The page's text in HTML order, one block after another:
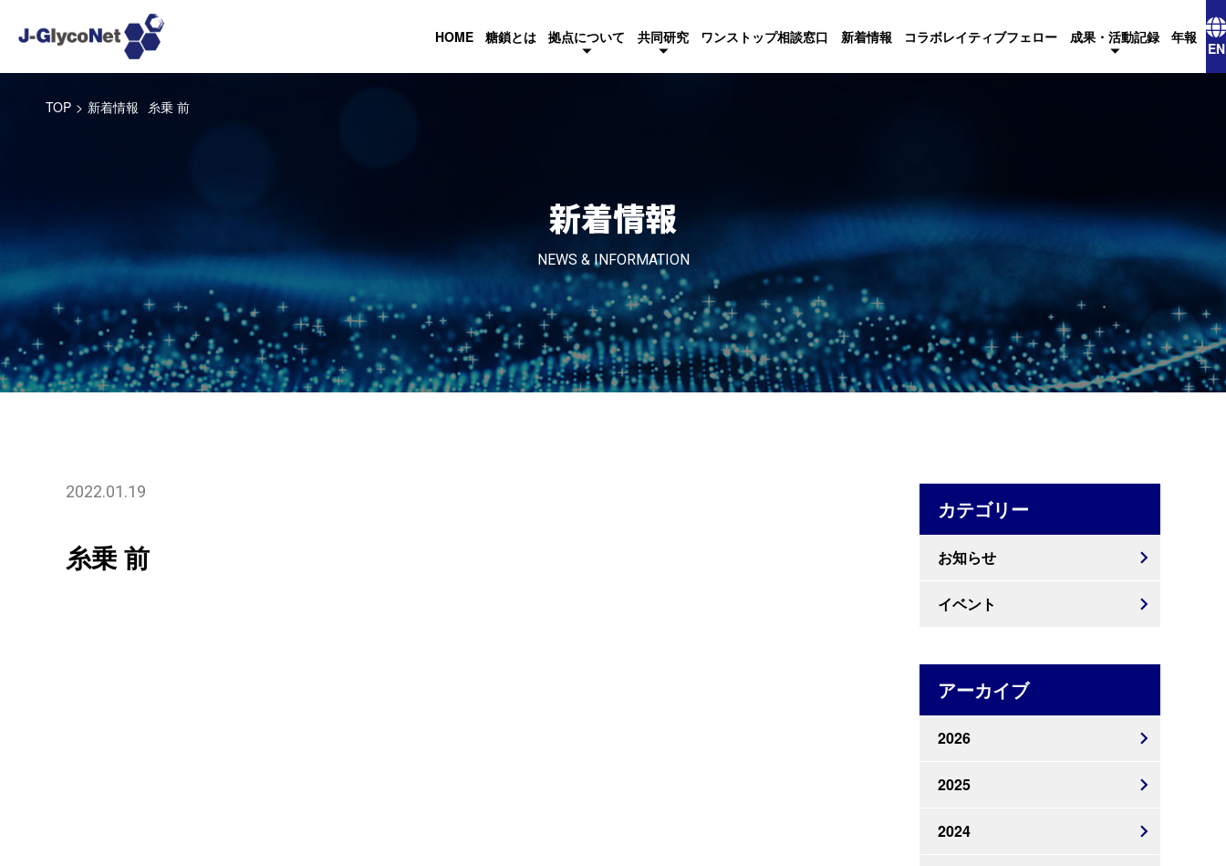
HOME 糖鎖とは 拠点について 共同研究 ワンストップ相談窓口 新着情報 コラボレイティブフェロー 成果・活動記録 年報
EN
TOP > 新着情報 糸乗 前
新着情報
NEWS & INFORMATION
2022.01.19
糸乗 前
カテゴリー
お知らせ
イベント
アーカイブ
2026
2025
2024